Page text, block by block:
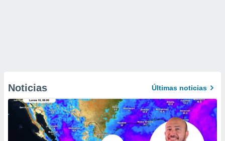
Noticias Últimas noticias